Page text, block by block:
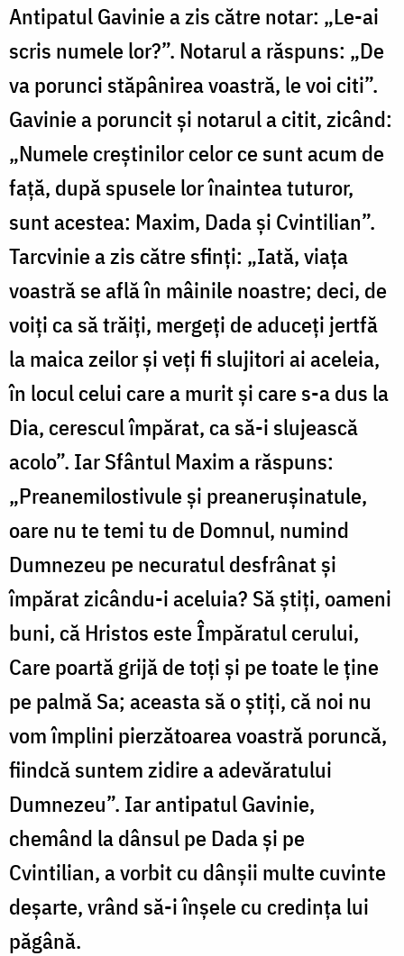
Antipatul Gavinie a zis către notar: „Le-ai
scris numele lor?”. Notarul a răspuns: „De
va porunci stăpânirea voastră, le voi citi”.
Gavinie a poruncit și notarul a citit, zicând:
„Numele creștinilor celor ce sunt acum de
față, după spusele lor înaintea tuturor,
sunt acestea: Maxim, Dada și Cvintilian”.
Tarcvinie a zis către sfinți: „Iată, viața
voastră se află în mâinile noastre; deci, de
voiți ca să trăiți, mergeți de aduceți jertfă
la maica zeilor și veți fi slujitori ai aceleia,
în locul celui care a murit și care s-a dus la
Dia, cerescul împărat, ca să-i slujească
acolo”. Iar Sfântul Maxim a răspuns:
„Preanemilostivule și preanerușinatule,
oare nu te temi tu de Domnul, numind
Dumnezeu pe necuratul desfrânat și
împărat zicându-i aceluia? Să știți, oameni
buni, că Hristos este Împăratul cerului,
Care poartă grijă de toți și pe toate le ține
pe palmă Sa; aceasta să o știți, că noi nu
vom împlini pierzătoarea voastră poruncă,
fiindcă suntem zidire a adevăratului
Dumnezeu”. Iar antipatul Gavinie,
chemând la dânsul pe Dada și pe
Cvintilian, a vorbit cu dânșii multe cuvinte
deșarte, vrând să-i înșele cu credința lui
păgână.